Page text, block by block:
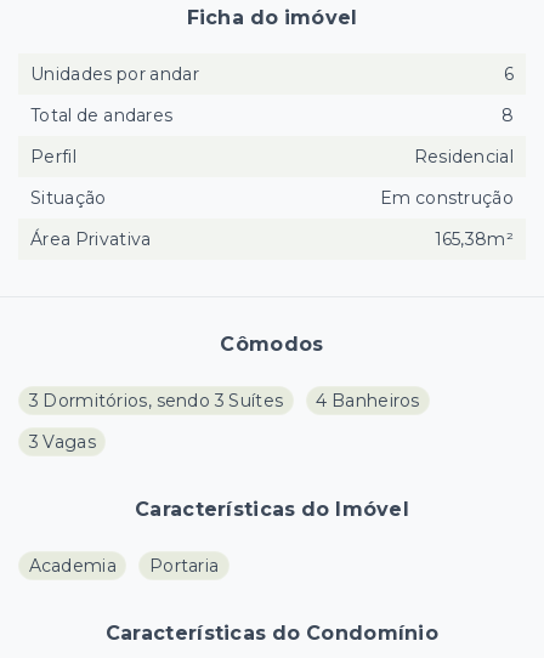
Cômodos
3 Dormitórios, sendo 3 Suítes
4 Banheiros
3 Vagas
Características do Imóvel
Academia Portaria
Características do Condomínio
Ficha do imóvel
Unidades por andar
6
Total de andares
8
Perfil
Residencial
Situação
Em construção
Área Privativa
165,38m²